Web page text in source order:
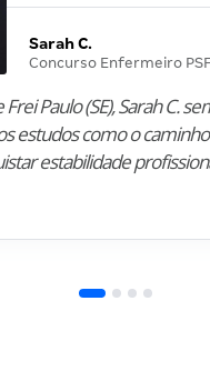
Sarah C.
Concurso Enfermeiro
Frei Paulo (SE), Sarah C.
estudos como o
estabilidade